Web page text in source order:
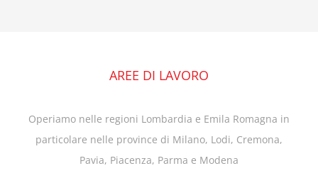
AREE DI LAVORO
Operiamo nelle regioni Lombardia e Emila Romagna in
particolare nelle province di Milano, Lodi, Cremona,
Pavia, Piacenza, Parma e Modena